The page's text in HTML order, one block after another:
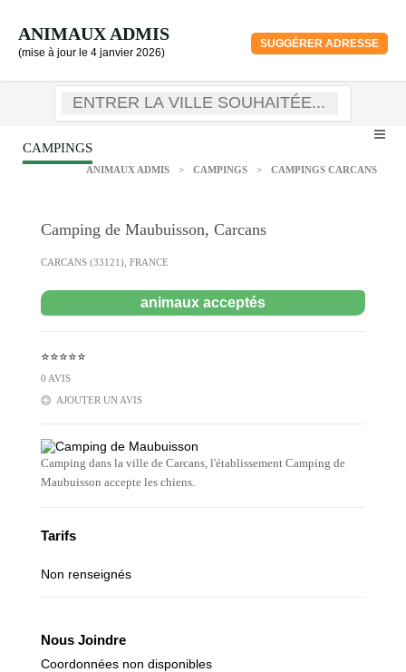
ANIMAUX ADMIS
(mise à jour le 4 janvier 2026)
SUGGÉRER ADRESSE
CAMPINGS
ANIMAUX ADMIS > CAMPINGS > CAMPINGS CARCANS
Camping de Maubuisson, Carcans
CARCANS (33121), FRANCE
animaux acceptés
⭐⭐⭐⭐⭐
0 AVIS
AJOUTER UN AVIS
Camping dans la ville de Carcans, l'établissement Camping de
Maubuisson accepte les chiens.
Tarifs
Non renseignés
Nous Joindre
Coordonnées non disponibles